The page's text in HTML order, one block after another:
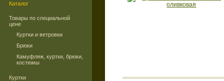
Каталог
Товары по специальной
цене
Куртки и ветровки
Брюки
Камуфляж, куртки, брюки,
костюмы
Куртки